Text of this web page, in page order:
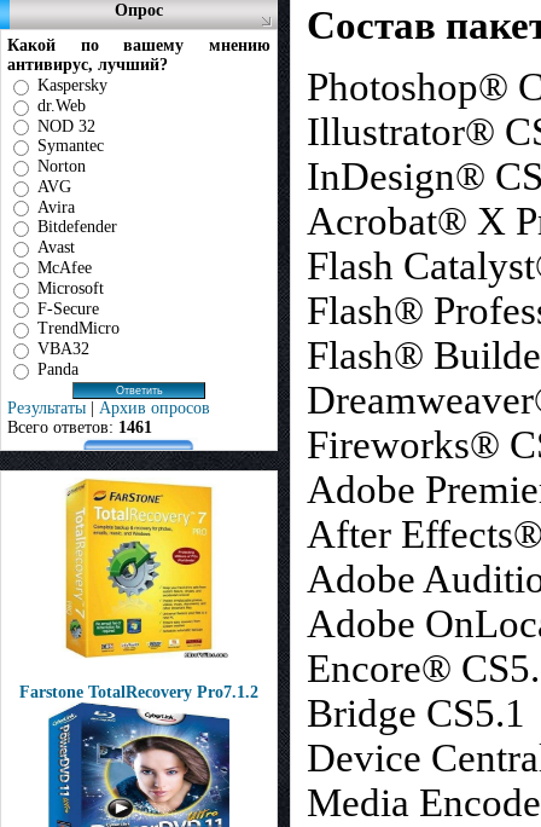
Опрос
Какой по вашему мнению
антивирус, лучший?
Kaspersky
dr.Web
NOD 32
Symantec
Norton
AVG
Avira
Bitdefender
Avast
McAfee
Microsoft
F-Secure
TrendMicro
VBA32
Panda
Результаты | Архив опросов
Всего ответов: 1461
Farstone TotalRecovery Pro7.1.2
Состав
Photoshop®
Illustrator®
InDesign®
Acrobat® X
Flash
Flash®
Flash®
Fireworks®
Adobe
After
Adobe
Adobe
Encore®
Bridge CS5.1
Device
Media